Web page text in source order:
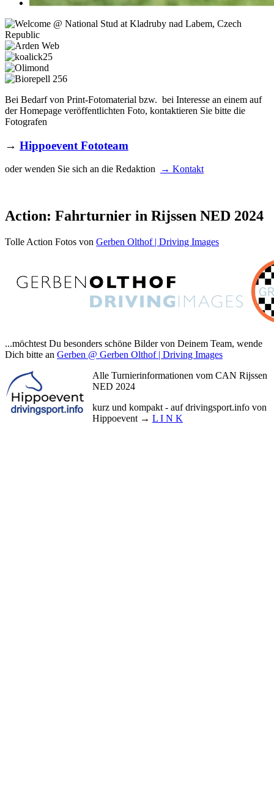
Bei Bedarf von Print-Fotomaterial bzw. bei Interesse an einem auf
der Homepage veröffentlichten Foto, kontaktieren Sie bitte die
Fotografen
→ Hippoevent Fototeam
oder wenden Sie sich an die Redaktion → Kontakt
Action: Fahrturnier in Rijssen NED 2024
Tolle Action Fotos von Gerben Olthof | Driving Images
...möchtest Du besonders schöne Bilder von Deinem Team, wende
Dich bitte an Gerben @ Gerben Olthof | Driving Images
Alle Turnierinformationen vom CAN Rijssen
NED 2024
kurz und kompakt - auf drivingsport.info von
Hippoevent → L I N K